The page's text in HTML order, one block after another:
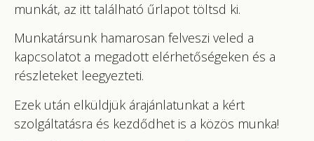
munkát, az itt található űrlapot töltsd ki.
Munkatársunk hamarosan felveszi veled a
kapcsolatot a megadott elérhetőségeken és a
részleteket leegyezteti.
Ezek után elküldjük árajánlatunkat a kért
szolgáltatásra és kezdődhet is a közös munka!